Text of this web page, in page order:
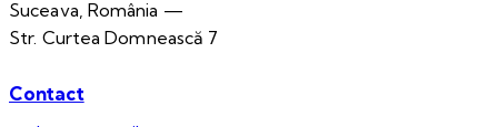
Suceava, România —
Str. Curtea Domnească 7
Contact